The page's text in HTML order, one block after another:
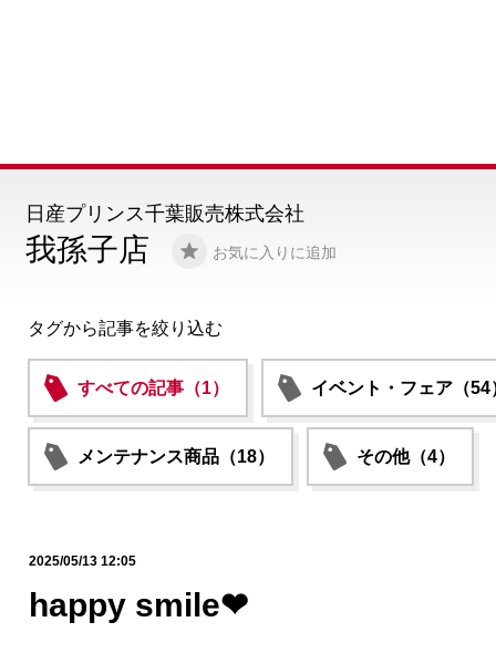
我孫子店 お気に入りに追加
日産プリンス千葉販売株式会社
タグから記事を絞り込む
すべての記事（1） イベント・フェア（54
メンテナンス商品（18） その他（4）
2025/05/13 12:05
happy smile❤